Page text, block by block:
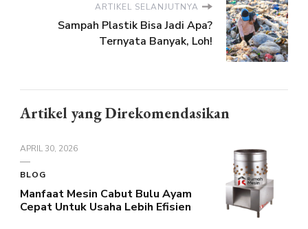
ARTIKEL SELANJUTNYA
Sampah Plastik Bisa Jadi Apa?
Ternyata Banyak, Loh!
Artikel yang Direkomendasikan
APRIL 30, 2026
BLOG
Manfaat Mesin Cabut Bulu Ayam
Cepat Untuk Usaha Lebih Efisien